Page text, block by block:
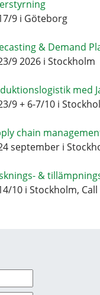
9 i Göteborg
& Demand
9 2026 i Stockholm
med
9 + 6-7/10 i
chain
september i
&
10 i Stockholm,